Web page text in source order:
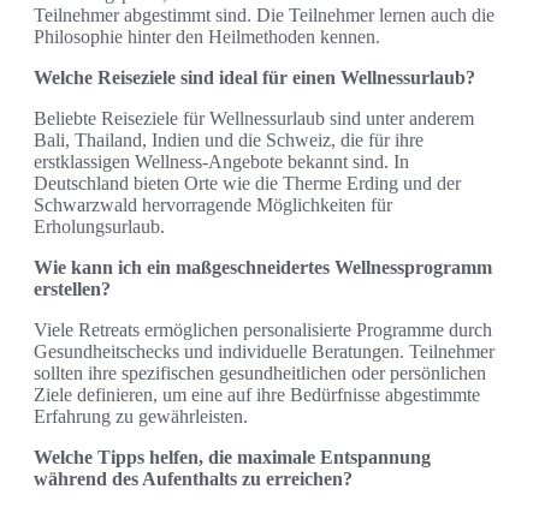
Teilnehmer abgestimmt sind. Die Teilnehmer lernen auch die
Philosophie hinter den Heilmethoden kennen.
Welche Reiseziele sind ideal für einen Wellnessurlaub?
Beliebte Reiseziele für Wellnessurlaub sind unter anderem
Bali, Thailand, Indien und die Schweiz, die für ihre
erstklassigen Wellness-Angebote bekannt sind. In
Deutschland bieten Orte wie die Therme Erding und der
Schwarzwald hervorragende Möglichkeiten für
Erholungsurlaub.
Wie kann ich ein maßgeschneidertes Wellnessprogramm
erstellen?
Viele Retreats ermöglichen personalisierte Programme durch
Gesundheitschecks und individuelle Beratungen. Teilnehmer
sollten ihre spezifischen gesundheitlichen oder persönlichen
Ziele definieren, um eine auf ihre Bedürfnisse abgestimmte
Erfahrung zu gewährleisten.
Welche Tipps helfen, die maximale Entspannung
während des Aufenthalts zu erreichen?